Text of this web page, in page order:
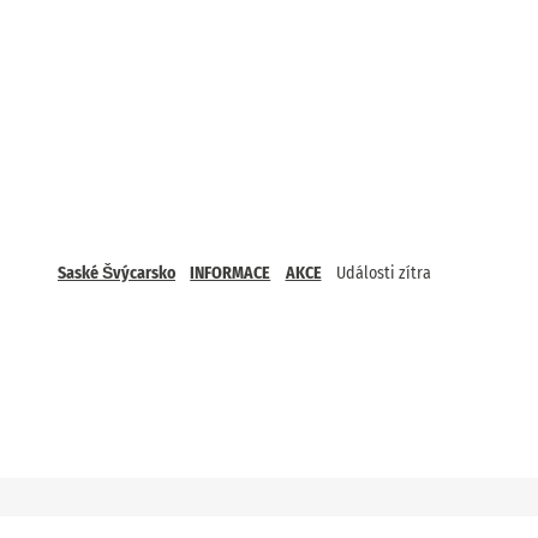
Saské Švýcarsko INFORMACE AKCE
Události zítra